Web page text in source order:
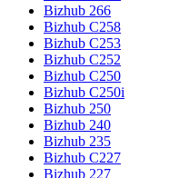
Bizhub 266
Bizhub C258
Bizhub C253
Bizhub C252
Bizhub C250
Bizhub C250i
Bizhub 250
Bizhub 240
Bizhub 235
Bizhub C227
Bizhub 227